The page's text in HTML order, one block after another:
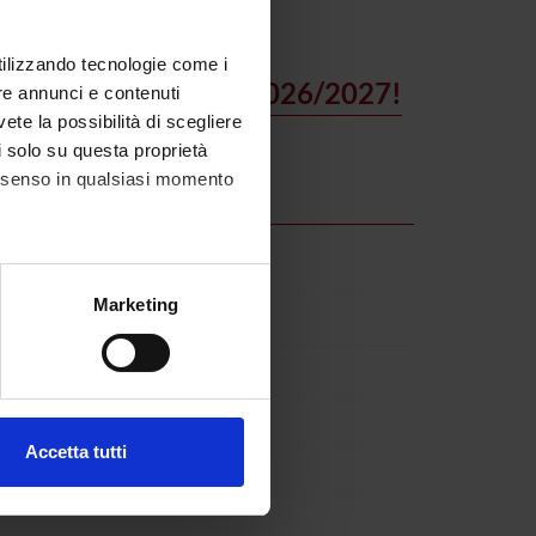
tecnologie come i
annunci e contenuti
la possibilità di scegliere
su questa proprietà
in qualsiasi momento
metro,Marketing
Accetta tutti
accademico 2026/2027!
e di laboratorio (non medici)
e Virologia